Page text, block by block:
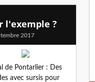
l'exemple ?
2017
de Pontarlier : Des
avec sursis pour